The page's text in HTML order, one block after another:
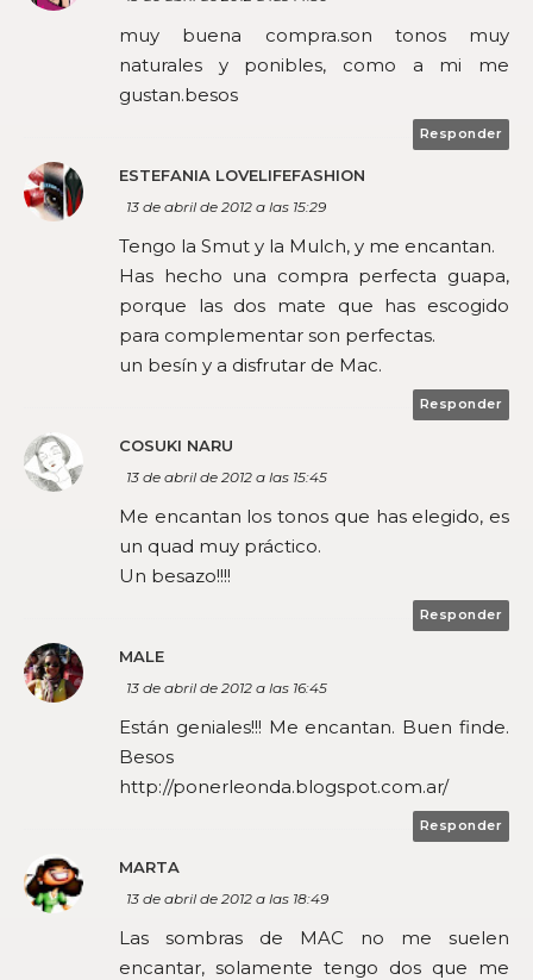
muy buena compra.son tonos muy
naturales y ponibles, como a mi me
gustan.besos
Responder
ESTEFANIA LOVELIFEFASHION
13 de abril de 2012 a las 15:29
Tengo la Smut y la Mulch, y me encantan.
Has hecho una compra perfecta guapa,
porque las dos mate que has escogido
para complementar son perfectas.
un besín y a disfrutar de Mac.
Responder
COSUKI NARU
13 de abril de 2012 a las 15:45
Me encantan los tonos que has elegido, es
un quad muy práctico.
Un besazo!!!!
Responder
MALE
13 de abril de 2012 a las 16:45
Están geniales!!! Me encantan. Buen finde.
Besos
http://ponerleonda.blogspot.com.ar/
Responder
MARTA
13 de abril de 2012 a las 18:49
Las sombras de MAC no me suelen
encantar, solamente tengo dos que me